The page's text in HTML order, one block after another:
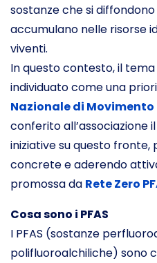
sostanze che si
accumulano nelle risorse
viventi.
In questo contesto, il tema
individuato come una
Nazionale di
conferito all’associazione
iniziative su questo fronte,
concrete e aderendo
promossa da Rete Zero
Cosa sono i PFAS
I PFAS (sostanze
polifluoroalchiliche) sono